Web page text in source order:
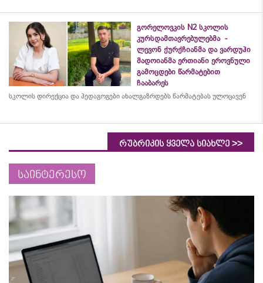
გორელოვკის N2 სკოლის
კურსდამთავრებულებმა -
ლევონ ქურქჩიანმა და ვარდუჰი
მადოიანმა ერთიანი ეროვნული
გამოცდები წარმატებით
ჩააბარეს
სკოლის დირექცია და პედაგოგები ახალგაზრდებს წარმატებას ულოცავენ
რუბრიკის ყველა სიახლე >>
საინტერესო